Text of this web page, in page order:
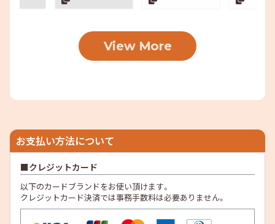
View More
お支払い方法について
クレジットカード
以下のカードブランドをお使い頂けます。
クレジットカード決済では事務手数料は必要ありません。